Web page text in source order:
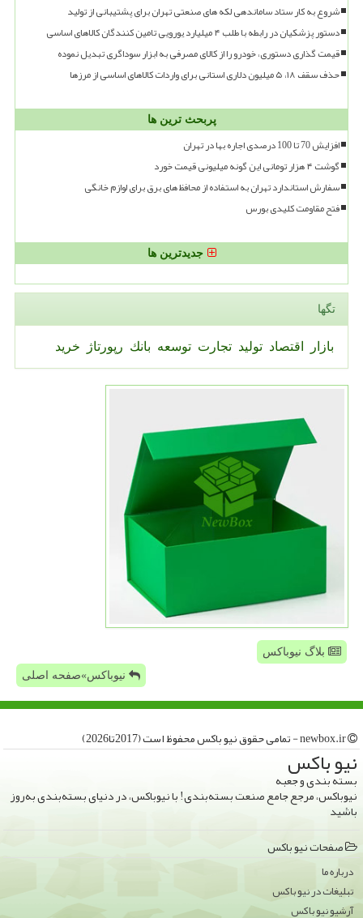
شروع به کار ستاد ساماندهی لکه های صنعتی تهران برای پشتیبانی از تولید
دستور پزشکیان در رابطه با طلب ۴ میلیارد یورویی تامین کنندگان کالاهای اساسی
قیمت گذاری دستوری، خودرو را از کالای مصرفی به ابزار سوداگری تبدیل نموده
حذف سقف ۱۸، ۵ میلیون دلاری استانی برای واردات کالاهای اساسی از مرزها
پربحث ترین ها
افزایش 70 تا 100 درصدی اجاره بها در تهران
گوشت ۴ هزار تومانی این گونه میلیونی قیمت خورد
سفارش استاندارد تهران به استفاده از محافظ های برق برای لوازم خانگی
فتح مقاومت کلیدی بورس
جدیدترین ها
تگها
بازار اقتصاد تولید تجارت توسعه بانك رپورتاژ خرید
بلاگ نیوباکس
نیوباکس»صفحه اصلی
نیو باكس
بسته بندی و جعبه
نیوباکس، مرجع جامع صنعت بسته‌بندی! با نیوباکس، در دنیای بسته‌بندی به‌روز
باشید
صفحات نیو باكس
درباره ما
تبلیغات در نیو باكس
آرشیو نیو باكس